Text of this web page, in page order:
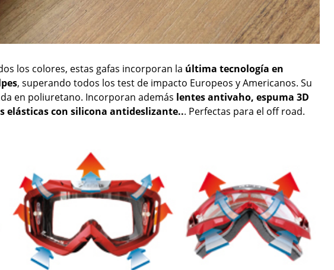
los colores, estas gafas incorporan la última tecnología en
, superando todos los test de impacto Europeos y Americanos. Su
en poliuretano. Incorporan además lentes antivaho, espuma 3D
elásticas con silicona antideslizante... Perfectas para el off road.